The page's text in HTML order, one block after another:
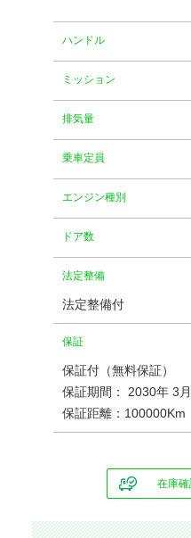
ハンドル
ミッション
排気量
乗車定員
エンジン種別
ドア数
法定整備
法定整備付
保証
保証付（無料保証）
保証期間： 2030年 3
保証距離：100000Km
在庫